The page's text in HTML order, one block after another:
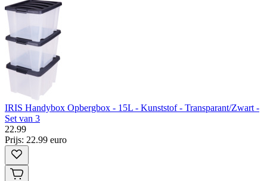
IRIS Handybox Opbergbox - 15L - Kunststof - Transparant/Zwart -
Set van 3
22.99
Prijs: 22.99 euro